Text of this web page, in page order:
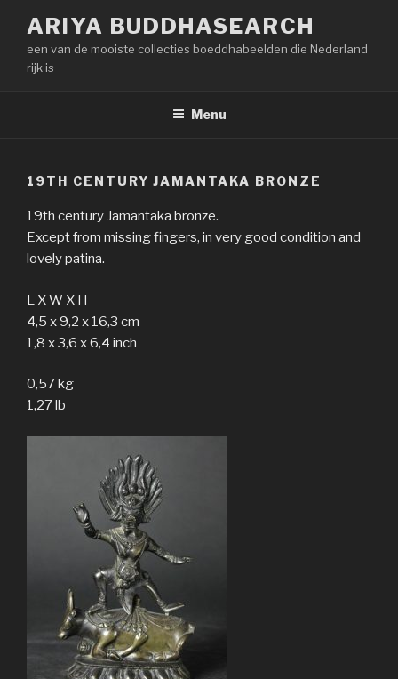
inhoud
springen
ARIYA BUDDHASEARCH
een van de mooiste collecties boeddhabeelden die Nederland
rijk is
Menu
19TH CENTURY JAMANTAKA BRONZE
19th century Jamantaka bronze.
Except from missing fingers, in very good condition and
lovely patina.
L X W X H
4,5 x 9,2 x 16,3 cm
1,8 x 3,6 x 6,4 inch
0,57 kg
1,27 lb